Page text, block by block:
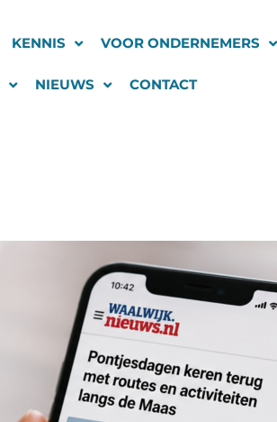
KENNIS VOOR ONDERNEMERS
NIEUWS CONTACT